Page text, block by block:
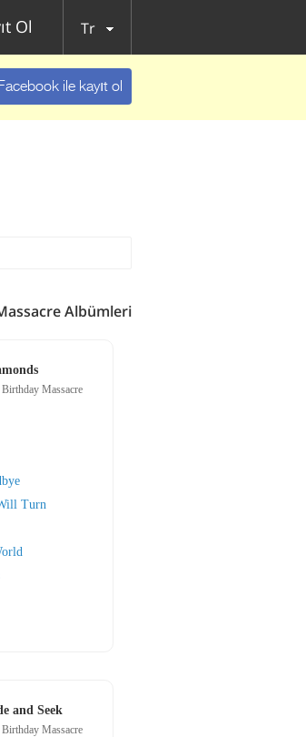
Ol Tr
Facebook ile kayıt ol
Albümleri
Birthday Massacre
Turn
and Seek
Birthday Massacre